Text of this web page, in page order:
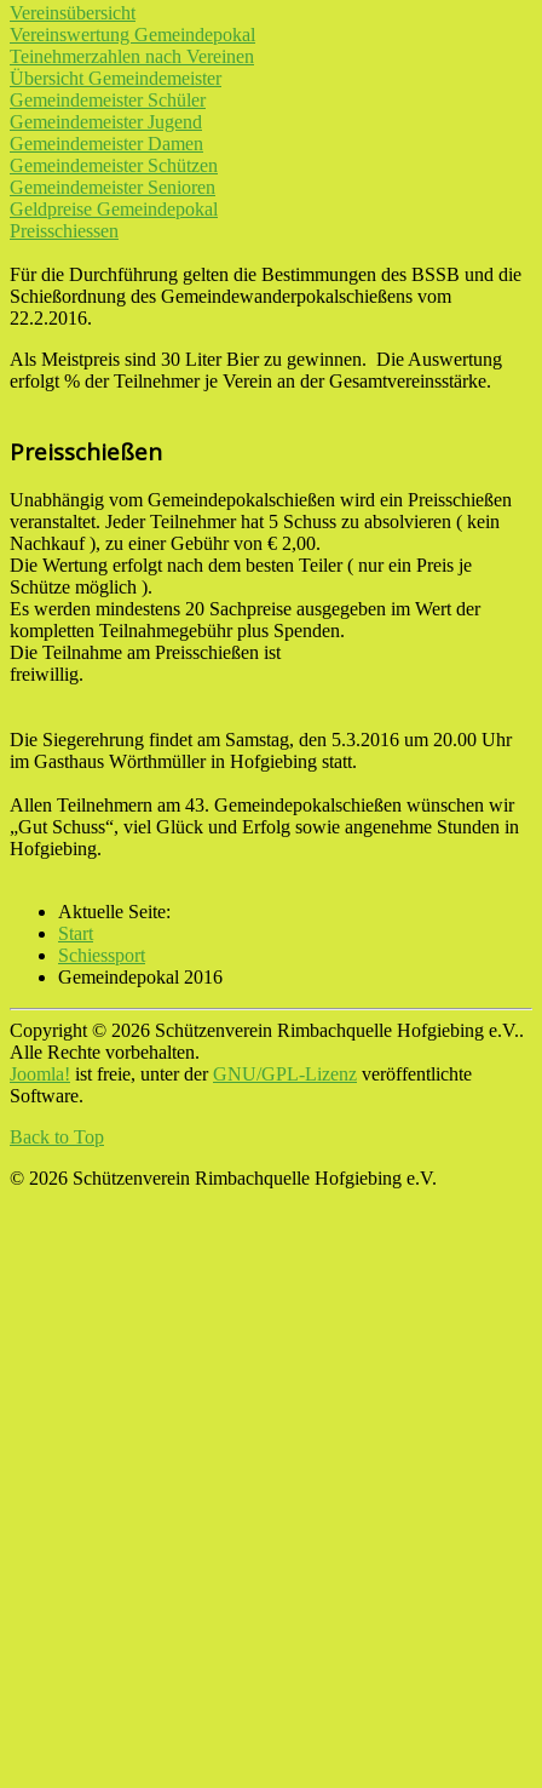
Vereinsübersicht
Vereinswertung Gemeindepokal
Teinehmerzahlen nach Vereinen
Übersicht Gemeindemeister
Gemeindemeister Schüler
Gemeindemeister Jugend
Gemeindemeister Damen
Gemeindemeister Schützen
Gemeindemeister Senioren
Geldpreise Gemeindepokal
Preisschiessen
Für die Durchführung gelten die Bestimmungen des BSSB und die
Schießordnung des Gemeindewanderpokalschießens vom
22.2.2016.
Als Meistpreis sind 30 Liter Bier zu gewinnen. Die Auswertung
erfolgt % der Teilnehmer je Verein an der Gesamtvereinsstärke.
Preisschießen
Unabhängig vom Gemeindepokalschießen wird ein Preisschießen
veranstaltet. Jeder Teilnehmer hat 5 Schuss zu absolvieren ( kein
Nachkauf ), zu einer Gebühr von € 2,00.
Die Wertung erfolgt nach dem besten Teiler ( nur ein Preis je
Schütze möglich ).
Es werden mindestens 20 Sachpreise ausgegeben im Wert der
kompletten Teilnahmegebühr plus Spenden.
Die Teilnahme am Preisschießen ist
Die Siegerehrung findet am Samstag, den 5.3.2016 um 20.00 Uhr
im Gasthaus Wörthmüller in Hofgiebing statt.
Allen Teilnehmern am 43. Gemeindepokalschießen wünschen wir
„Gut Schuss“, viel Glück und Erfolg sowie angenehme Stunden in
Hofgiebing.
Aktuelle Seite:
Start
Schiessport
Gemeindepokal 2016
Copyright © 2026 Schützenverein Rimbachquelle Hofgiebing e.V..
Alle Rechte vorbehalten.
Joomla! ist freie, unter derGNU/GPL-Lizenz veröffentlichte
Software.
Back to Top
© 2026 Schützenverein Rimbachquelle Hofgiebing e.V.